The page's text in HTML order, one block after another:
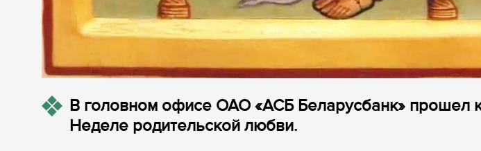
В головном офисе ОАО «АСБ Беларусбанк» прошел
Неделе родительской любви.